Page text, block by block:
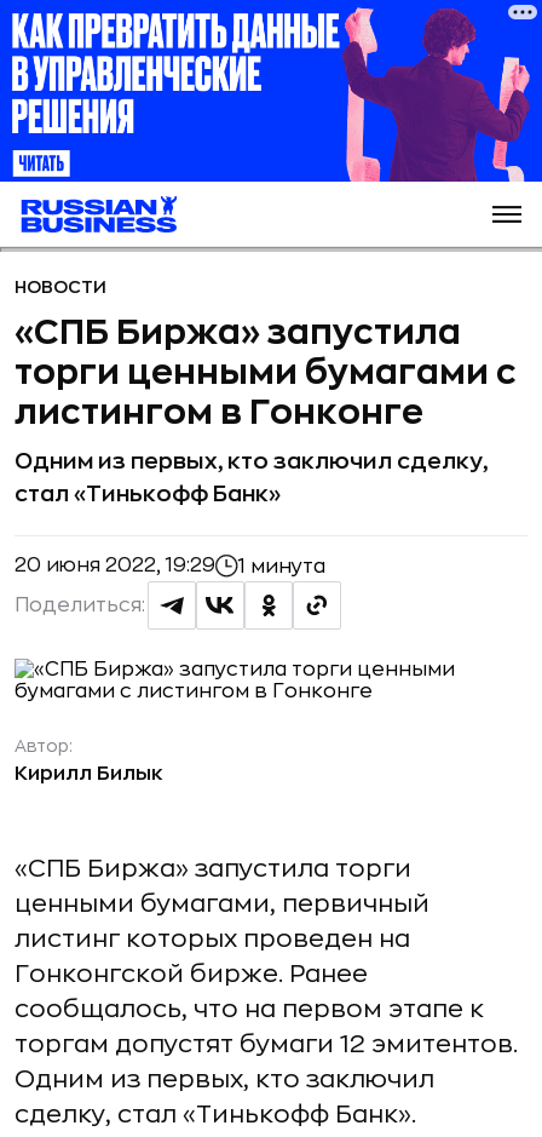
НОВОСТИ
«СПБ Биржа» запустила
торги ценными бумагами с
листингом в Гонконге
Одним из первых, кто заключил сделку,
стал «Тинькофф Банк»
20 июня 2022, 19:29 1 минута
Поделиться:
Автор:
Кирилл Билык
«СПБ Биржа» запустила торги
ценными бумагами, первичный
листинг которых проведен на
Гонконгской бирже. Ранее
сообщалось, что на первом этапе к
торгам допустят бумаги 12 эмитентов.
Одним из первых, кто заключил
сделку, стал «Тинькофф Банк».